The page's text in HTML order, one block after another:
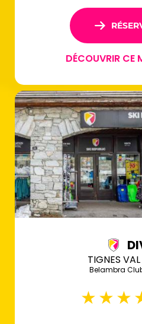
DÉCOUVRIR CE
TIGNES
Belambra